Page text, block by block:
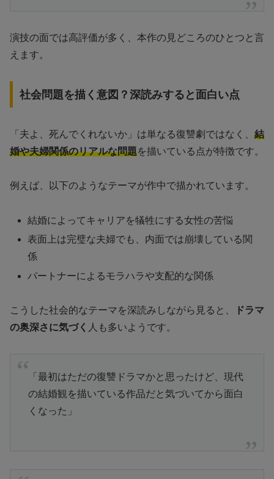
演技の面では高評価が多く、本作の見どころのひとつと言
えます。
社会問題を描く意図？深読みすると面白い点
「夫よ、死んでくれないか」は単なる復讐劇ではなく、 結
婚や夫婦関係のリアルな問題を描いている点が特徴です。
例えば、以下のようなテーマが作中で描かれています。
結婚によってキャリアを犠牲にする女性の苦悩
表面上は完璧な夫婦でも、内面では崩壊している関
係
パートナーによるモラハラや支配的な関係
こうした社会的なテーマを深読みしながら見ると、
ドラマ
の奥深さに気づく 人も多いようです。
「最初はただの復讐ドラマかと思ったけど、現代
の結婚観を描いている作品だと気づいてから面白
くなった」